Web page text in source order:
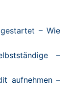
– Wie
–
aufnehmen –